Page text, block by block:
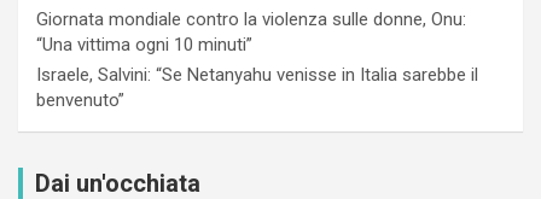
Giornata mondiale contro la violenza sulle donne, Onu:
“Una vittima ogni 10 minuti”
Israele, Salvini: “Se Netanyahu venisse in Italia sarebbe il
benvenuto”
Dai un'occhiata